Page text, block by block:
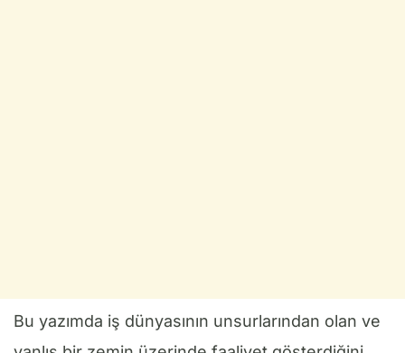
Bu yazımda iş dünyasının unsurlarından olan ve